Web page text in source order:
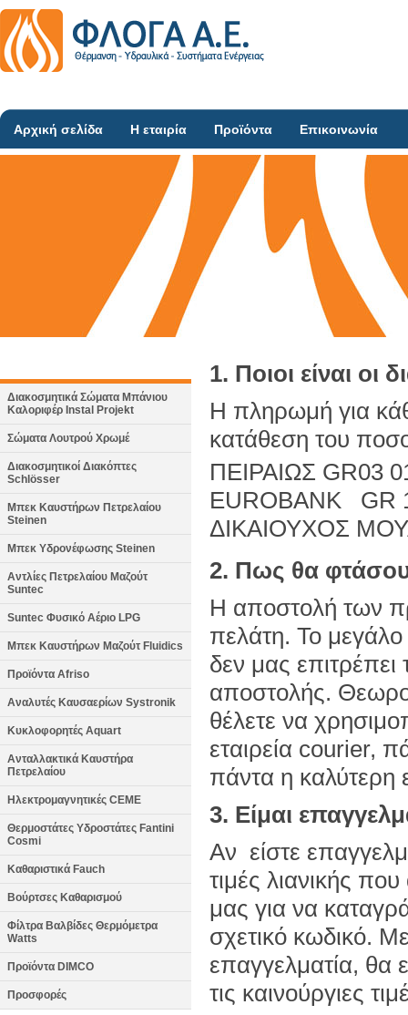
Αρχική σελίδα Η εταιρία Προϊόντα Επικοινωνία
Διακοσμητικά Σώματα Μπάνιου
Καλοριφέρ Instal Projekt
Σώματα Λουτρού Χρωμέ
Διακοσμητικοί Διακόπτες
Schlösser
Μπεκ Καυστήρων Πετρελαίου
Steinen
Μπεκ Υδρονέφωσης Steinen
Αντλίες Πετρελαίου Μαζούτ
Suntec
Suntec Φυσικό Αέριο LPG
Μπεκ Καυστήρων Μαζούτ Fluidics
Προϊόντα Afriso
Αναλυτές Καυσαερίων Systronik
Κυκλοφορητές Aquart
Ανταλλακτικά Καυστήρα
Πετρελαίου
Ηλεκτρομαγνητικές CEME
Θερμοστάτες Υδροστάτες Fantini
Cosmi
Καθαριστικά Fauch
Βούρτσες Καθαρισμού
Φίλτρα Βαλβίδες Θερμόμετρα
Watts
Προϊόντα DIMCO
Προσφορές
1. Ποιοι είναι οι
Η πληρωμή για
κατάθεση του
ΠΕΙΡΑΙΩΣ GR03
EUROBANK GR
ΔΙΚΑΙΟΥΧΟΣ
2. Πως θα
Η αποστολή των
πελάτη. Το
δεν μας
αποστολής.
θέλετε να
εταιρεία courier,
πάντα η καλύτερη
3. Είμαι
Αν είστε
τιμές λιανικής
μας για να
σχετικό κωδικό.
επαγγελματία, θα
τις καινούργιες